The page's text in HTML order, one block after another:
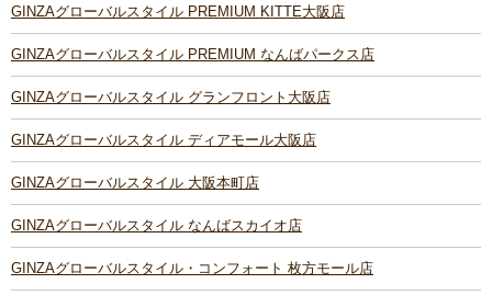
GINZAグローバルスタイル PREMIUM KITTE大阪店
GINZAグローバルスタイル PREMIUM なんばパークス店
GINZAグローバルスタイル グランフロント大阪店
GINZAグローバルスタイル ディアモール大阪店
GINZAグローバルスタイル 大阪本町店
GINZAグローバルスタイル なんばスカイオ店
GINZAグローバルスタイル・コンフォート 枚方モール店